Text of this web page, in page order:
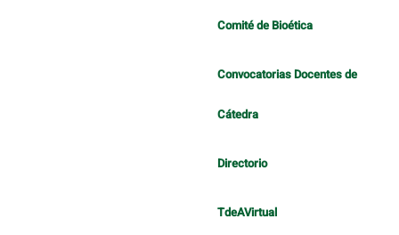
Comité de Bioética
Convocatorias Docentes de
Cátedra
Directorio
TdeAVirtual